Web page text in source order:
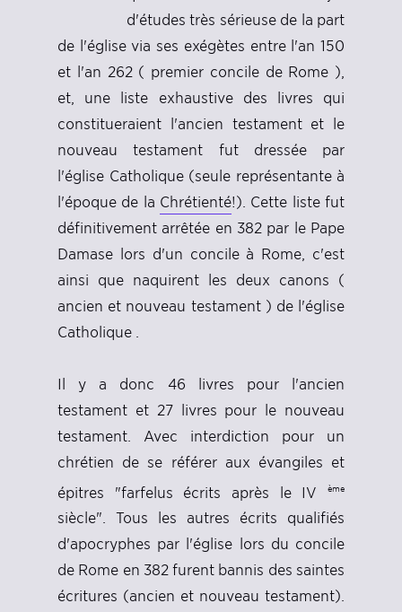
d'études très sérieuse de la part
de l'église via ses exégètes entre l'an 150
et l'an 262 ( premier concile de Rome ),
et, une liste exhaustive des livres qui
constitueraient l'ancien testament et le
nouveau testament fut dressée par
l'église Catholique (seule représentante à
l'époque de la Chrétienté!). Cette liste fut
définitivement arrêtée en 382 par le Pape
Damase lors d'un concile à Rome, c'est
ainsi que naquirent les deux canons (
ancien et nouveau testament ) de l'église
Catholique .
Il y a donc 46 livres pour l'ancien
testament et 27 livres pour le nouveau
testament. Avec interdiction pour un
chrétien de se référer aux évangiles et
épitres "farfelus écrits après le IV
ème
siècle". Tous les autres écrits qualifiés
d'apocryphes par l'église lors du concile
de Rome en 382 furent bannis des saintes
écritures (ancien et nouveau testament).